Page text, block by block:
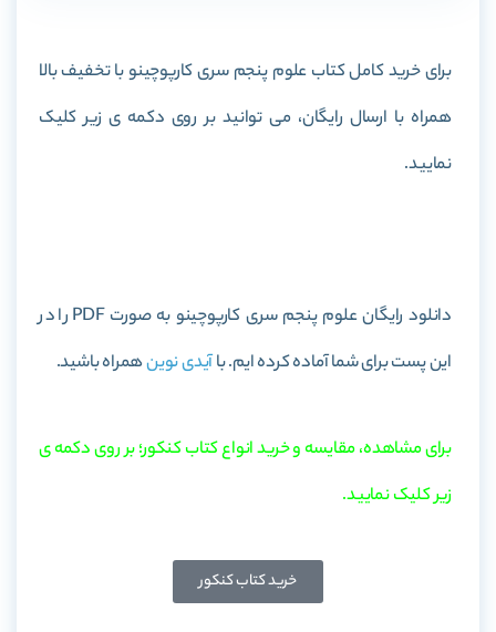
برای خرید کامل کتاب علوم پنجم سری کارپوچینو با تخفیف بالا
همراه با ارسال رایگان، می توانید بر روی دکمه ی زیر کلیک
نمایید.
دانلود رایگان علوم پنجم سری کارپوچینو به صورت PDF را در
این پست برای شما آماده کرده ایم. باآیدی نوینهمراه باشید.
برای مشاهده، مقایسه و خرید انواع کتاب کنکور؛ بر روی دکمه ی
زیر کلیک نمایید.
خرید کتاب کنکور